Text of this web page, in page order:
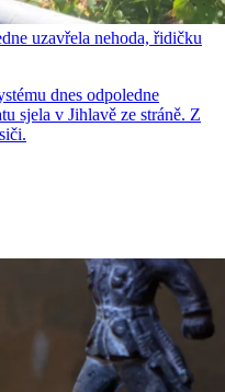
uzavřela nehoda, řidičku
dnes odpoledne
sjela v Jihlavě ze stráně. Z